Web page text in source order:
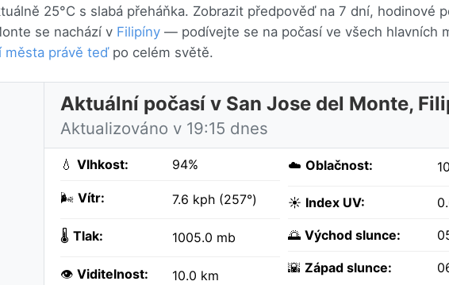
25°C s slabá přeháňka. Zobrazit předpověď na 7 dní, hodinové
se nachází v Filipíny — podívejte se na počasí ve všech hlavních
města právě teďpo celém světě.
Aktuální počasí v San Jose del Monte,
Aktualizováno v 19:15 dnes
💧 Vlhkost: 94%
🌬️ Vítr: 7.6 kph (257°)
🌡️ Tlak: 1005.0 mb
👁️ Viditelnost: 10.0 km
☁️ Oblačnost:
☀️ Index UV:
🌅 Východ slunce:
🌇 Západ slunce: